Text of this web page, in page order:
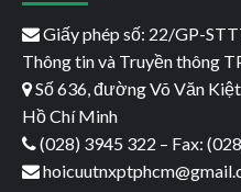
Giấy phép số: 22/GP-
Thông tin và Truyền thông
Số 636, đường Võ Văn
Hồ Chí Minh
(028) 3945 322 – Fax: